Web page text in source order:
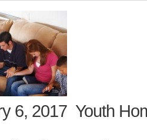
6, 2017 Youth